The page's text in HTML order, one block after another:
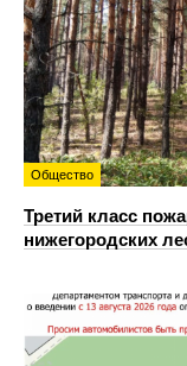
Общество
Третий класс
нижегородских